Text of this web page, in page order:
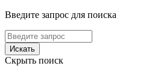
Введите запрос для поиска
Скрыть поиск